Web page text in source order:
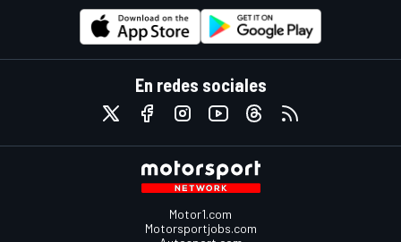
En redes sociales
Motor1.com
Motorsportjobs.com